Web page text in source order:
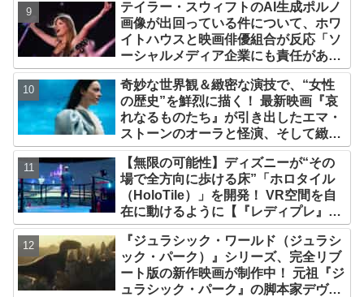
テイラー・スウィフトのAI生成ポルノ
画像が出回っている件について、ホワ
イトハウスと映画俳優組合が反応「ソ
ーシャルメディア企業にも責任があ
る」「議会が法的措置を講じるべき」
奇妙な世界観＆緻密な演技で、“女性
の歴史”を鮮烈に描く！ 最新映画『哀
れなるものたち』が引き出したエマ・
ストーンのオーラと怪演、そして緻密
すぎる演技力！ これは女性の“自由意
志”の物語［レビュー＆解説］
【無限の可能性】ディズニーが“その
場で全方向に歩ける床”「ホロタイル
（HoloTile）」を開発！ VR空間を自
在に動けるように【『レディプレ』実
現への大きな一歩？】
『ジュラシック・ワールド（ジュラシ
ック・パーク）』シリーズ、完全リブ
ート版の新作映画が制作中！ 元祖『ジ
ュラシック・パーク』の脚本家デヴィ